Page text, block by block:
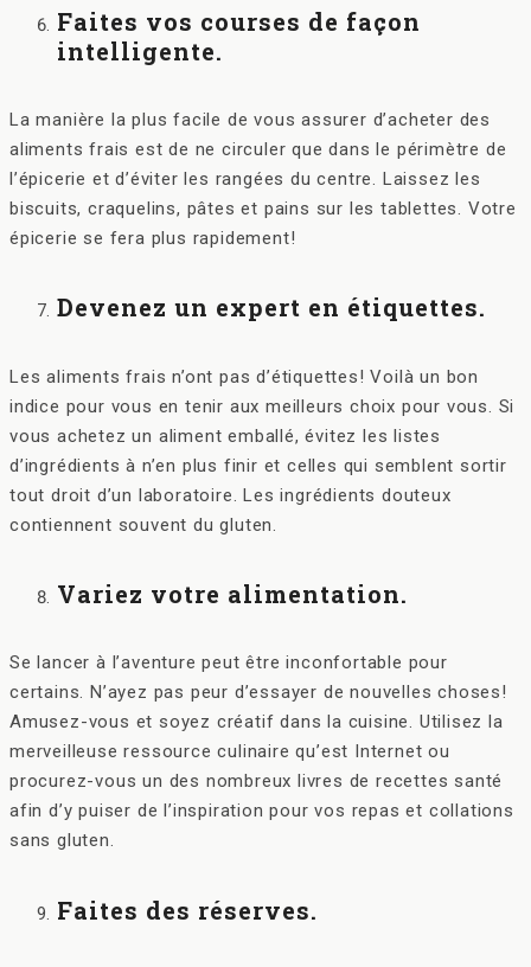
Faites vos courses de façon
intelligente.
La manière la plus facile de vous assurer d’acheter des
aliments frais est de ne circuler que dans le périmètre de
l’épicerie et d’éviter les rangées du centre. Laissez les
biscuits, craquelins, pâtes et pains sur les tablettes. Votre
épicerie se fera plus rapidement!
Devenez un expert en étiquettes.
Les aliments frais n’ont pas d’étiquettes! Voilà un bon
indice pour vous en tenir aux meilleurs choix pour vous. Si
vous achetez un aliment emballé, évitez les listes
d’ingrédients à n’en plus finir et celles qui semblent sortir
tout droit d’un laboratoire. Les ingrédients douteux
contiennent souvent du gluten.
Variez votre alimentation.
Se lancer à l’aventure peut être inconfortable pour
certains. N’ayez pas peur d’essayer de nouvelles choses!
Amusez-vous et soyez créatif dans la cuisine. Utilisez la
merveilleuse ressource culinaire qu’est Internet ou
procurez-vous un des nombreux livres de recettes santé
afin d’y puiser de l’inspiration pour vos repas et collations
sans gluten.
Faites des réserves.